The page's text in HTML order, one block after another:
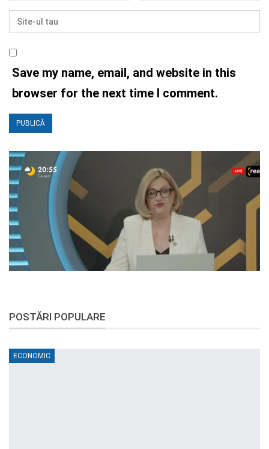
Save my name, email, and website in this
browser for the next time I comment.
POSTĂRI POPULARE
ECONOMIC